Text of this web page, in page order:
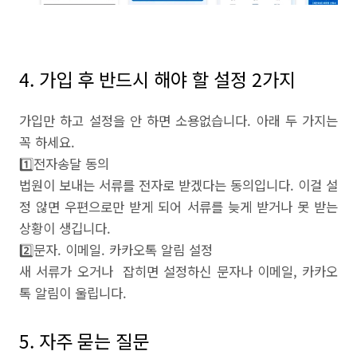
4. 가입 후 반드시 해야 할 설정 2가지
가입만 하고 설정을 안 하면 소용없습니다. 아래 두 가지는
꼭 하세요.
1️⃣전자송달 동의
법원이 보내는 서류를 전자로 받겠다는 동의입니다. 이걸 설
정 않면 우편으로만 받게 되어 서류를 늦게 받거나 못 받는
상황이 생깁니다.
2️⃣문자. 이메일. 카카오톡 알림 설정
새 서류가 오거나 잡히면 설정하신 문자나 이메일, 카카오
톡 알림이 울립니다.
5. 자주 묻는 질문